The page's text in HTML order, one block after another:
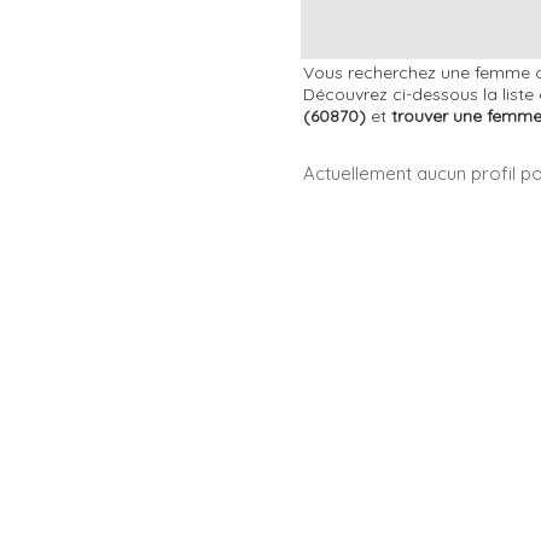
Vous recherchez une
Découvrez ci-dessous la
(60870) et trouver une
Actuellement aucun profil